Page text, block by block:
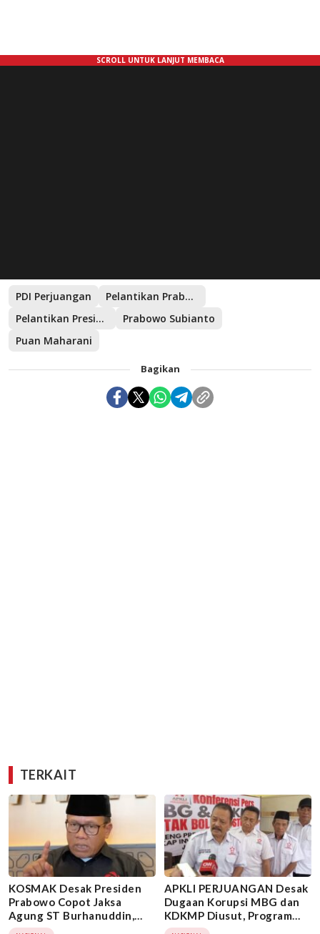
PDI Perjuangan
Pelantikan Prabow
Pelantikan Presiden dan Wakil Presiden
Prabowo Subianto
Puan Maharani
Bagikan
TERKAIT
KOSMAK Desak Presiden
Prabowo Copot Jaksa
Agung ST Burhanuddin,
Minta KPK Ambil Alih Kasus
APKLI PERJUANGAN Desak
Dugaan Korupsi MBG dan
KDKMP Diusut, Program
Diminta Tetap Berjalan